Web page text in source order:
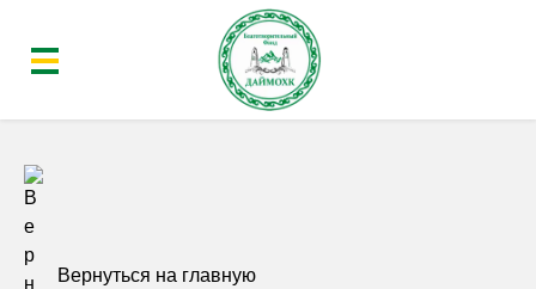
Вернуться на главную